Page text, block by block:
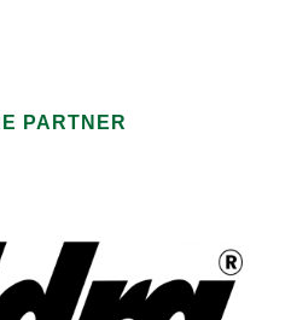
PARTNER